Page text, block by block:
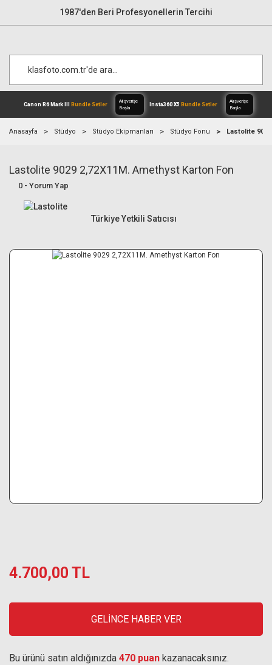
1987'den Beri Profesyonellerin Tercihi
Canon R6 Mark III Bundle Setler
Alışverişe
Anasayfa Stüdyo Stüdyo Ekipmanları Stüdyo Fonu Lastolite
Lastolite 9029 2,72X11M. Amethyst Karton Fon
0 - Yorum Yap
Türkiye Yetkili Satıcısı
4.700,00 TL
GELİNCE HABER VER
Bu ürünü satın aldığınızda 470 puan kazanacaksınız.